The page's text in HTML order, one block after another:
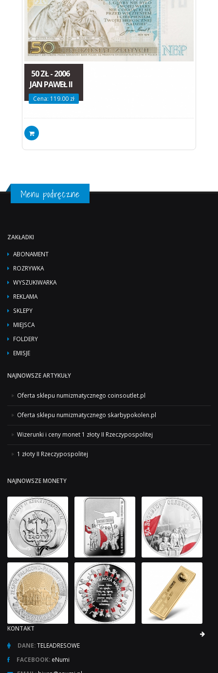
50 ZŁ - 2006
JAN PAWEŁ II
Cena: 119.00 zł
Menu podręczne
ZAKŁADKI
ABONAMENT
ROZRYWKA
WYSZUKIWARKA
REKLAMA
SKLEPY
MIEJSCA
FOLDERY
EMISJE
NAJNOWSZE ARTYKUŁY
Oferta sklepu numizmatycznego coinsoutlet.pl
Oferta sklepu numizmatycznego skarbypokolen.pl
Wizerunki i ceny monet 1 złoty II Rzeczypospolitej
1 złoty II Rzeczypospolitej
NAJNOWSZE MONETY
KONTAKT
DANE:TELEADRESOWE
FACEBOOK: eNumi